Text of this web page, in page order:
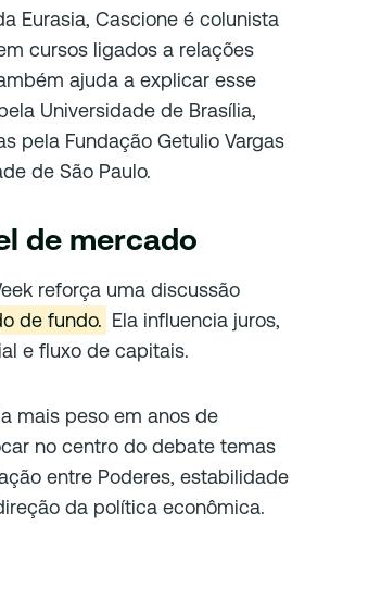
Eurasia, Cascione é colunista
cursos ligados a relações
ajuda a explicar esse
Universidade de Brasília,
pela Fundação Getulio Vargas
de São Paulo.
de mercado
reforça uma discussão
de fundo. Ela influencia juros,
e fluxo de capitais.
mais peso em anos de
no centro do debate temas
entre Poderes, estabilidade
da política econômica.